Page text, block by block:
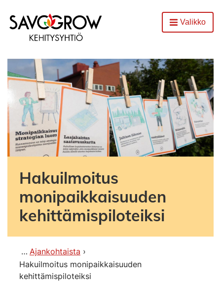
Etusivu
AvaaValikko
Hakuilmoitus
monipaikkaisuuden
kehittämispiloteiksi
Ajankohtaista
Hakuilmoitus monipaikkaisuuden
kehittämispiloteiksi